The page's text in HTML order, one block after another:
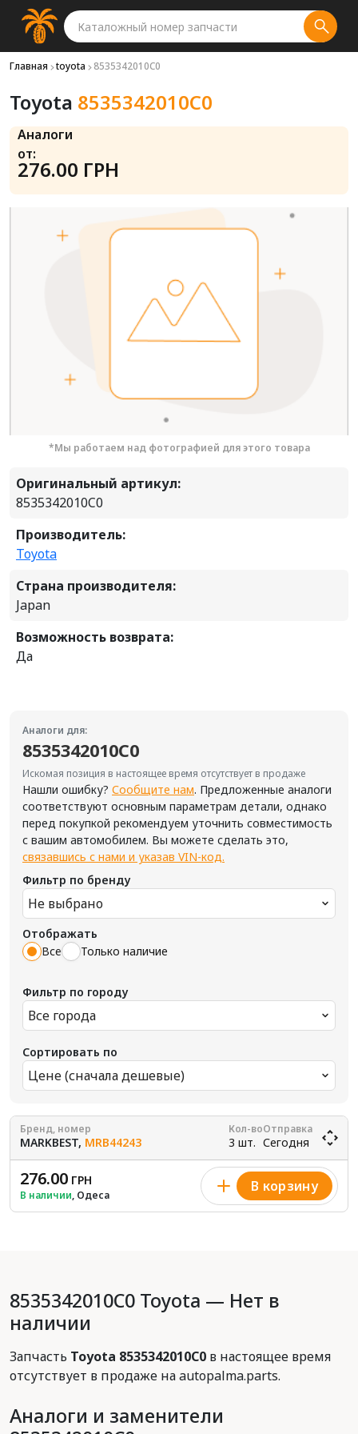
Главная toyota 8535342010C0
Toyota 8535342010C0
Аналоги
от:
276.00 ГРН
*Мы работаем над фотографией для этого товара
Оригинальный артикул:
8535342010C0
Производитель:
Toyota
Страна производителя:
Japan
Возможность возврата:
Да
Аналоги для:
8535342010C0
Искомая позиция в настоящее время отсутствует в продаже
Нашли ошибку? Сообщите нам. Предложенные аналоги
соответствуют основным параметрам детали, однако
перед покупкой рекомендуем уточнить совместимость
с вашим автомобилем. Вы можете сделать это,
связавшись с нами и указав VIN-код.
Фильтр по бренду
Не выбрано
Отображать
Все
Только наличие
Фильтр по городу
Все города
Сортировать по
Цене (сначала дешевые)
Бренд, номер
MARKBEST, MRB44243
Кол-во
3 шт.
Отправка
Сегодня
276.00 ГРН
В наличии, Одеса
В корзину
8535342010C0 Toyota — Нет в
наличии
Запчасть Toyota 8535342010C0 в настоящее время
отсутствует в продаже на autopalma.parts.
Аналоги и заменители